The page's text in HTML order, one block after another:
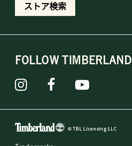
ストア検索
FOLLOW TIMBERLAND
© TBL Licensing LLC